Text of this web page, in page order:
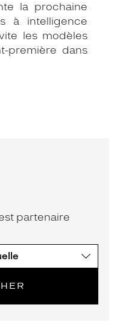
la prochaine
à intelligence
les modèles
première dans
partenaire